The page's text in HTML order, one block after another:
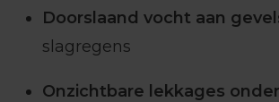
Doorslaand vocht aan
slagregens
Onzichtbare lekkages